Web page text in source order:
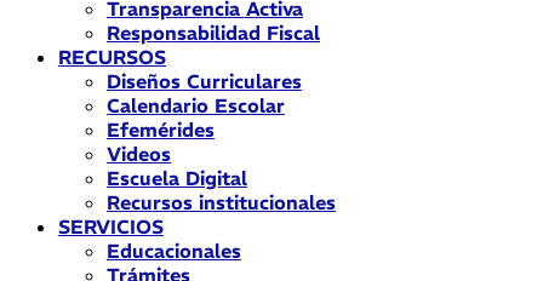
Transparencia Activa
Responsabilidad Fiscal
RECURSOS
Diseños Curriculares
Calendario Escolar
Efemérides
Videos
Escuela Digital
Recursos institucionales
SERVICIOS
Educacionales
Trámites